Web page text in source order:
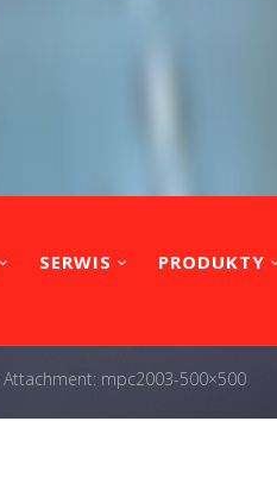
SERWIS PRODUKTY
Attachment: mpc2003-500×500